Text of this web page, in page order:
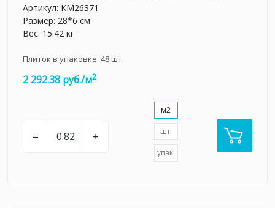
Артикул: KM26371
Размер: 28*6 см
Вес: 15.42 кг
Плиток в упаковке: 48шт
2 292.38 руб./м2
– +
м2
шт.
упак.